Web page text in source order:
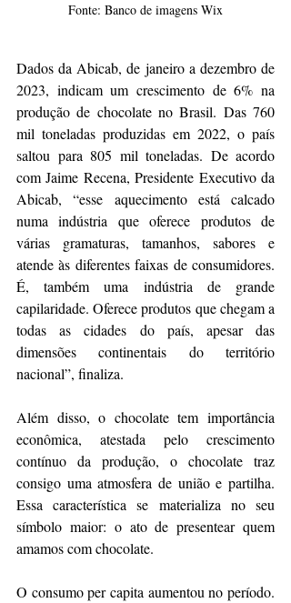
Fonte: Banco de imagens Wix
Dados da Abicab, de janeiro a dezembro de
2023, indicam um crescimento de 6% na
produção de chocolate no Brasil. Das 760
mil toneladas produzidas em 2022, o país
saltou para 805 mil toneladas. De acordo
com Jaime Recena, Presidente Executivo da
Abicab, “esse aquecimento está calcado
numa indústria que oferece produtos de
várias gramaturas, tamanhos, sabores e
atende às diferentes faixas de consumidores.
É, também uma indústria de grande
capilaridade. Oferece produtos que chegam a
todas as cidades do país, apesar das
dimensões continentais do território
nacional”, finaliza.
Além disso, o chocolate tem importância
econômica, atestada pelo crescimento
contínuo da produção, o chocolate traz
consigo uma atmosfera de união e partilha.
Essa característica se materializa no seu
símbolo maior: o ato de presentear quem
amamos com chocolate.
O consumo per capita aumentou no período.